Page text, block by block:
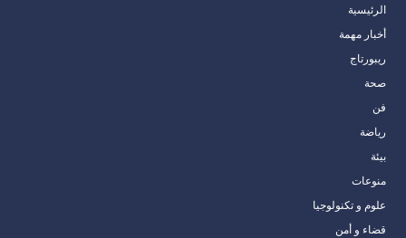
الرئيسية
أخبار مهمة
ريبورتاج
صحة
فن
رياضة
بيئة
منوعات
علوم و تكنولوجيا
قضاء و أمن